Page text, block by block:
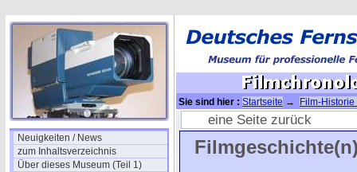
Neuigkeiten / News
zum Inhaltsverzeichnis
Über dieses Museum (Teil 1)
Sie sind hier : Startseite →
Film-Historie
Teil 2→ Filmchronologie II 1952
eine Seite zurück